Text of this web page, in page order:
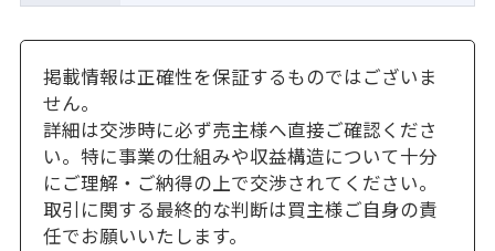
掲載情報は正確性を保証するものではございま
せん。
詳細は交渉時に必ず売主様へ直接ご確認くださ
い。特に事業の仕組みや収益構造について十分
にご理解・ご納得の上で交渉されてください。
取引に関する最終的な判断は買主様ご自身の責
任でお願いいたします。